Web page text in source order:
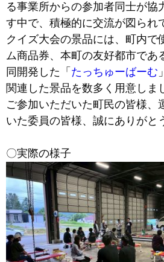
る事業所からの参加者同士が協
す中で、積極的に交流が図られ
クイズ大会の景品には、町内で
ム商品券、本町の友好都市であ
同開発した「 たっちゅーばーむ
関連した景品を数多く用意しま
ご参加いただいた町民の皆様、
いた委員の皆様、誠にありがと
〇実際の様子